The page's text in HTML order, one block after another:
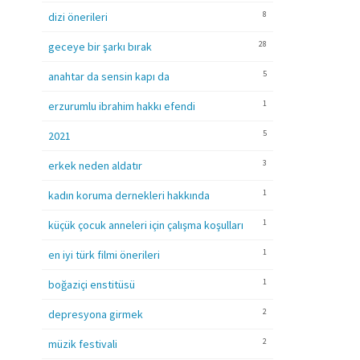
8
dizi önerileri
28
geceye bir şarkı bırak
5
anahtar da sensin kapı da
1
erzurumlu ibrahim hakkı efendi
5
2021
3
erkek neden aldatır
1
kadın koruma dernekleri hakkında
1
küçük çocuk anneleri için çalışma koşulları
1
en iyi türk filmi önerileri
1
boğaziçi enstitüsü
2
depresyona girmek
2
müzik festivali